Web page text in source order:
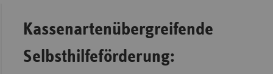
Kassenartenübergreifende
Selbsthilfeförderung: